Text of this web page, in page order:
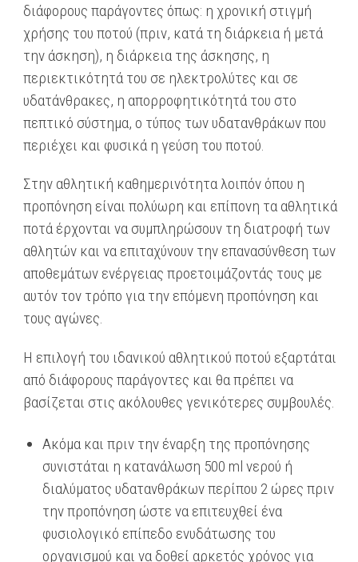
διάφορους παράγοντες όπως: η χρονική στιγμή
χρήσης του ποτού (πριν, κατά τη διάρκεια ή μετά
την άσκηση), η διάρκεια της άσκησης, η
περιεκτικότητά του σε ηλεκτρολύτες και σε
υδατάνθρακες, η απορροφητικότητά του στο
πεπτικό σύστημα, ο τύπος των υδατανθράκων που
περιέχει και φυσικά η γεύση του ποτού.
Στην αθλητική καθημερινότητα λοιπόν όπου η
προπόνηση είναι πολύωρη και επίπονη τα αθλητικά
ποτά έρχονται να συμπληρώσουν τη διατροφή των
αθλητών και να επιταχύνουν την επανασύνθεση των
αποθεμάτων ενέργειας προετοιμάζοντάς τους με
αυτόν τον τρόπο για την επόμενη προπόνηση και
τους αγώνες.
Η επιλογή του ιδανικού αθλητικού ποτού εξαρτάται
από διάφορους παράγοντες και θα πρέπει να
βασίζεται στις ακόλουθες γενικότερες συμβουλές.
Ακόμα και πριν την έναρξη της προπόνησης
συνιστάται η κατανάλωση 500 ml νερού ή
διαλύματος υδατανθράκων περίπου 2 ώρες πριν
την προπόνηση ώστε να επιτευχθεί ένα
φυσιολογικό επίπεδο ενυδάτωσης του
οργανισμού και να δοθεί αρκετός χρόνος για